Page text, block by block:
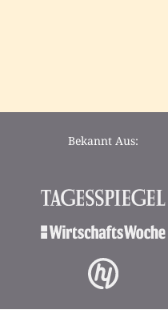
Bekannt Aus: